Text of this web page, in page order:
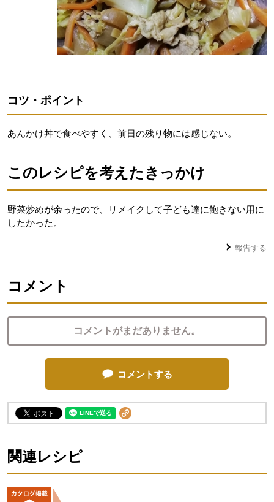
コツ・ポイント
あんかけ丼で食べやすく、前日の残り物には感じない。
このレシピを考えたきっかけ
野菜炒めが余ったので、リメイクして子ども達に飽きない用に
したかった。
報告する
コメント
コメントがまだありません。
コメントする
関連レシピ